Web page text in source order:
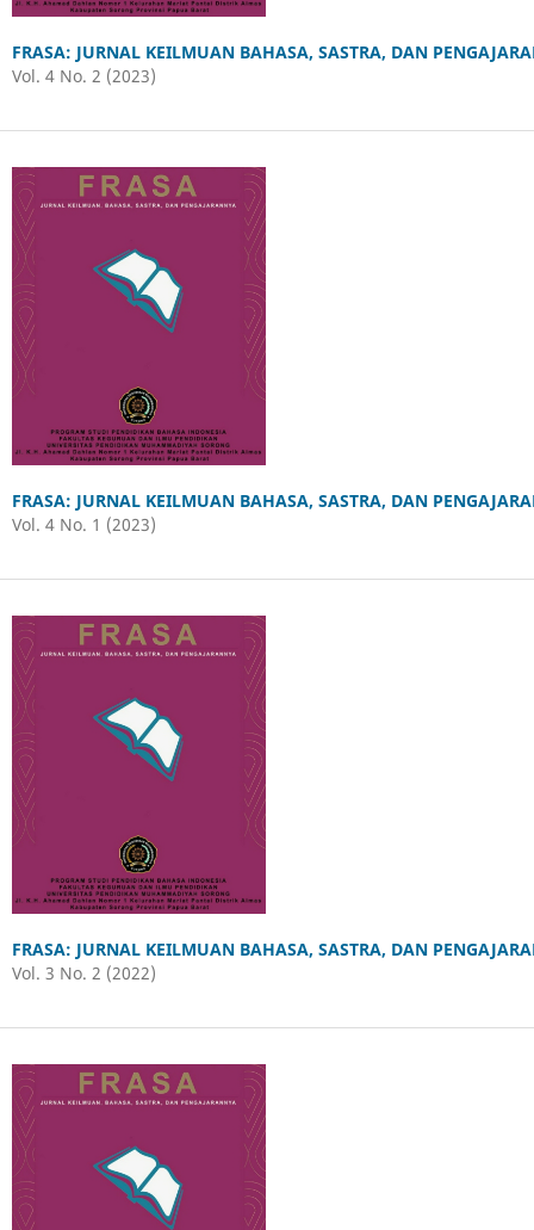
FRASA: JURNAL KEILMUAN BAHASA, SASTRA, DAN
Vol. 4 No. 2 (2023)
FRASA: JURNAL KEILMUAN BAHASA, SASTRA, DAN
Vol. 4 No. 1 (2023)
FRASA: JURNAL KEILMUAN BAHASA, SASTRA, DAN
Vol. 3 No. 2 (2022)